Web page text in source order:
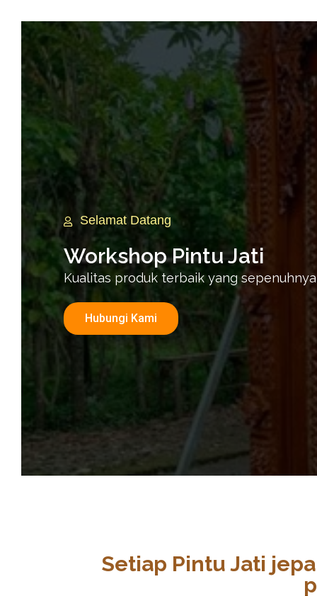
Selamat Datang
Workshop Pintu Jati
Kualitas produk terbaik yang
Hubungi Kami
Setiap Pintu Jati